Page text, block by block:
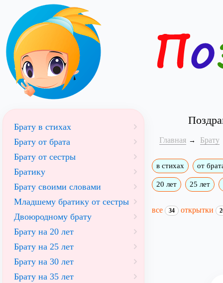
Главная Брату
в стихах от
20 лет 25 лет
все 34 открытки
Брату в стихах
Брату от брата
Брату от сестры
Братику
Брату своими словами
Младшему братику от сестры
Двоюродному брату
Брату на 20 лет
Брату на 25 лет
Брату на 30 лет
Брату на 35 лет